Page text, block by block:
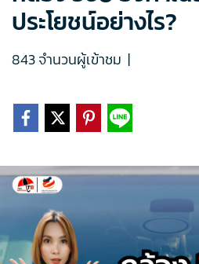
ประโยชน์อย่างไร?
843 จำนวนผู้เข้าชม |